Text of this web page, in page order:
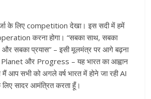
के लिए competition देखा। इस सदी में हमें
करना होगा। “सबका साथ, सबका
और सबका प्रयास” – इसी मूलमंत्र पर आगे बढ़ना
Planet और Progress – यह भारत का आह्वान
आप सभी को अगले वर्ष भारत में होने जा रही AI
सादर आमंत्रित करता हूँ।